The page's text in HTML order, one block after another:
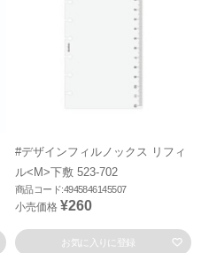
#デザインフィルノックス リフィ
ル<M>下敷 523-702
商品コード:4945846145507
小売価格 ¥260
お気に入りに登録